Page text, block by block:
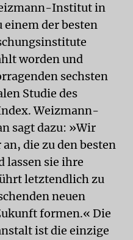
Institut in
einem der besten
worden und
sechsten
Studie des
Weizmann-
sagt dazu: »Wir
die zu den besten
lassen sie ihre
letztendlich zu
neuen
formen.« Die
ist die einzige